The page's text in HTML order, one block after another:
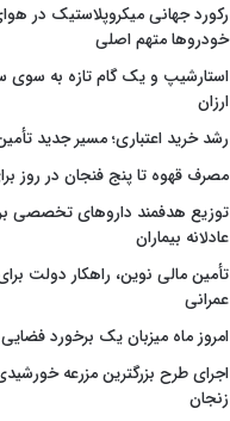
رکورد جهانی میکروپلاستیک در
خودروها متهم اصلی
استارشیپ و یک گام تازه به سوی
ارزان
رشد خرید اعتباری؛ مسیر جدید
مصرف قهوه تا پنج فنجان در روز
توزیع هدفمند داروهای تخصصی
عادلانه بیماران
تأمین مالی نوین، راهکار دولت
عمرانی
امروز ماه میزبان یک برخورد
اجرای طرح بزرگترین مزرعه
زنجان